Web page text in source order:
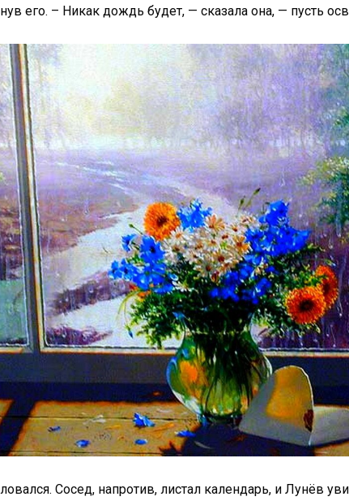
его. – Никак дождь будет, — сказала она, — пусть
Сосед, напротив, листал календарь, и Лунёв